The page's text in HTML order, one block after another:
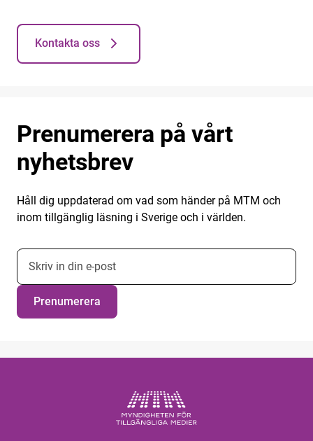
Kontakta oss
Prenumerera på vårt
nyhetsbrev
Håll dig uppdaterad om vad som händer på MTM och
inom tillgänglig läsning i Sverige och i världen.
E-postadress nyhetsbrevsprenumeration
Prenumerera